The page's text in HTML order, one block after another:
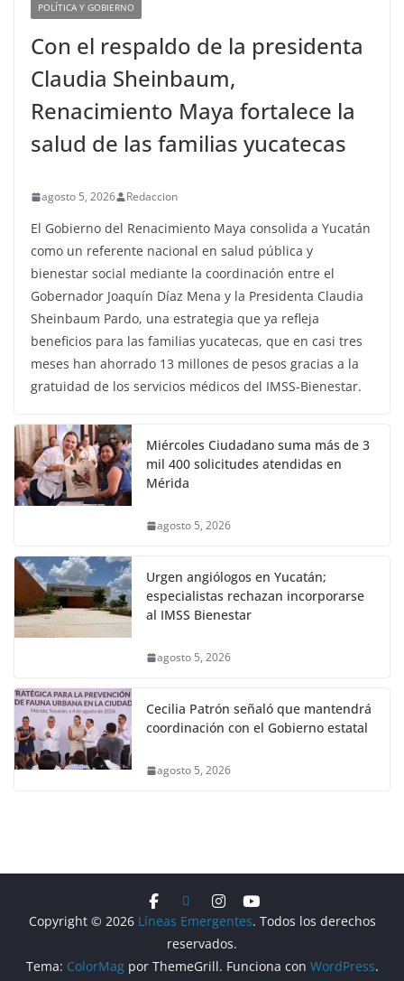
POLÍTICA Y GOBIERNO
Con el respaldo de la presidenta
Claudia Sheinbaum,
Renacimiento Maya fortalece la
salud de las familias yucatecas
agosto 5, 2026 Redaccion
El Gobierno del Renacimiento Maya consolida a Yucatán
como un referente nacional en salud pública y
bienestar social mediante la coordinación entre el
Gobernador Joaquín Díaz Mena y la Presidenta Claudia
Sheinbaum Pardo, una estrategia que ya refleja
beneficios para las familias yucatecas, que en casi tres
meses han ahorrado 13 millones de pesos gracias a la
gratuidad de los servicios médicos del IMSS-Bienestar.
Miércoles Ciudadano suma más de 3
mil 400 solicitudes atendidas en
Mérida
agosto 5, 2026
Urgen angiólogos en Yucatán;
especialistas rechazan incorporarse
al IMSS Bienestar
agosto 5, 2026
Cecilia Patrón señaló que mantendrá
coordinación con el Gobierno estatal
agosto 5, 2026
Copyright © 2026 Líneas Emergentes. Todos los derechos
reservados.
Tema: ColorMagpor ThemeGrill. Funciona con WordPress.